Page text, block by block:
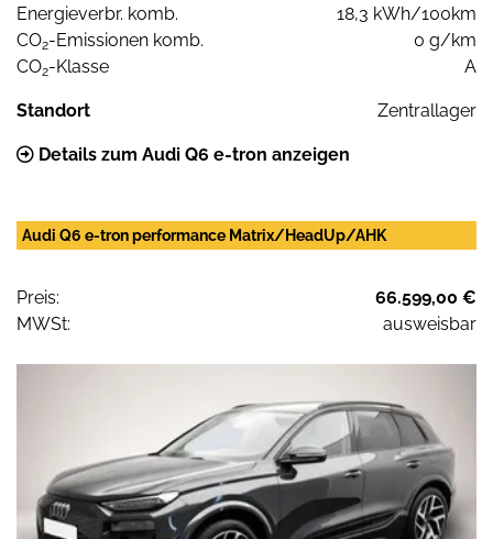
Energieverbr. komb.
18,3 kWh/100km
CO2-Emissionen komb.
0 g/km
CO2-Klasse A
Standort Zentrallager
Details zum Audi Q6 e-tron anzeigen
Audi Q6 e-tron performance Matrix/HeadUp/AHK
Preis:
66.599,00 €
MWSt:
ausweisbar